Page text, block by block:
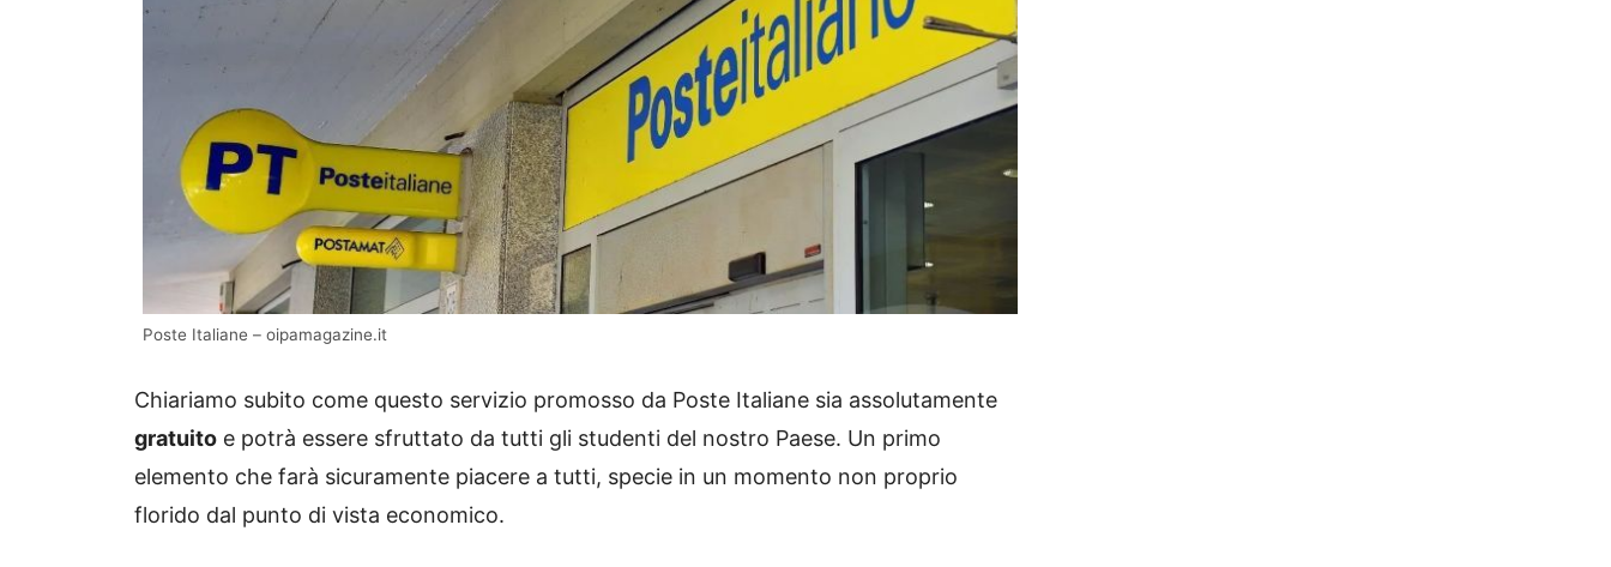
Poste Italiane – oipamagazine.it
Chiariamo subito come questo servizio promosso da Poste Italiane sia assolutamente
gratuito e potrà essere sfruttato da tutti gli studenti del nostro Paese. Un primo
elemento che farà sicuramente piacere a tutti, specie in un momento non proprio
florido dal punto di vista economico.